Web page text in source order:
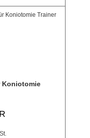
Koniotomie